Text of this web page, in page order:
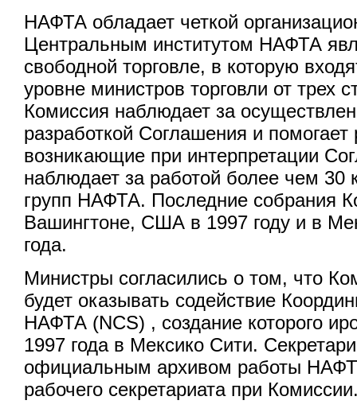
НАФТА обладает четкой
Центральным институтом НАФТА
свободной торговле, в которую
уровне министров торговли от трех
Комиссия наблюдает за
разработкой Соглашения и
возникающие при интерпретации
наблюдает за работой более чем 30
групп НАФТА. Последние собрания
Вашингтоне, США в 1997 году и в
года.
Министры согласились о том, что
будет оказывать содействие
НАФТА (NCS) , создание которого
1997 года в Мексико Сити.
официальным архивом работы
рабочего секретариата при